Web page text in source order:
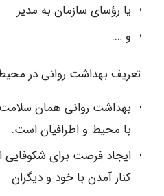
یا رؤسای سازمان به مدیر
و ….
تعریف بهداشت روانی در
بهداشت روانی همان
با محیط و اطرافیان است.
ایجاد فرصت برای شکوفایی
کنار آمدن با خود و دیگران